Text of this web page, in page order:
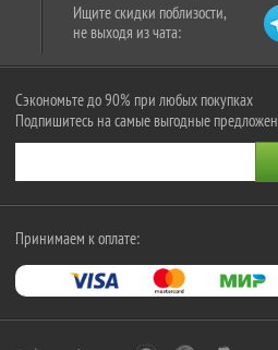
Ищите скидки поблизости,
не выходя из чата:
Сэкономьте до 90% при любых покупках
Подпишитесь на самые выгодные
Принимаем к оплате: